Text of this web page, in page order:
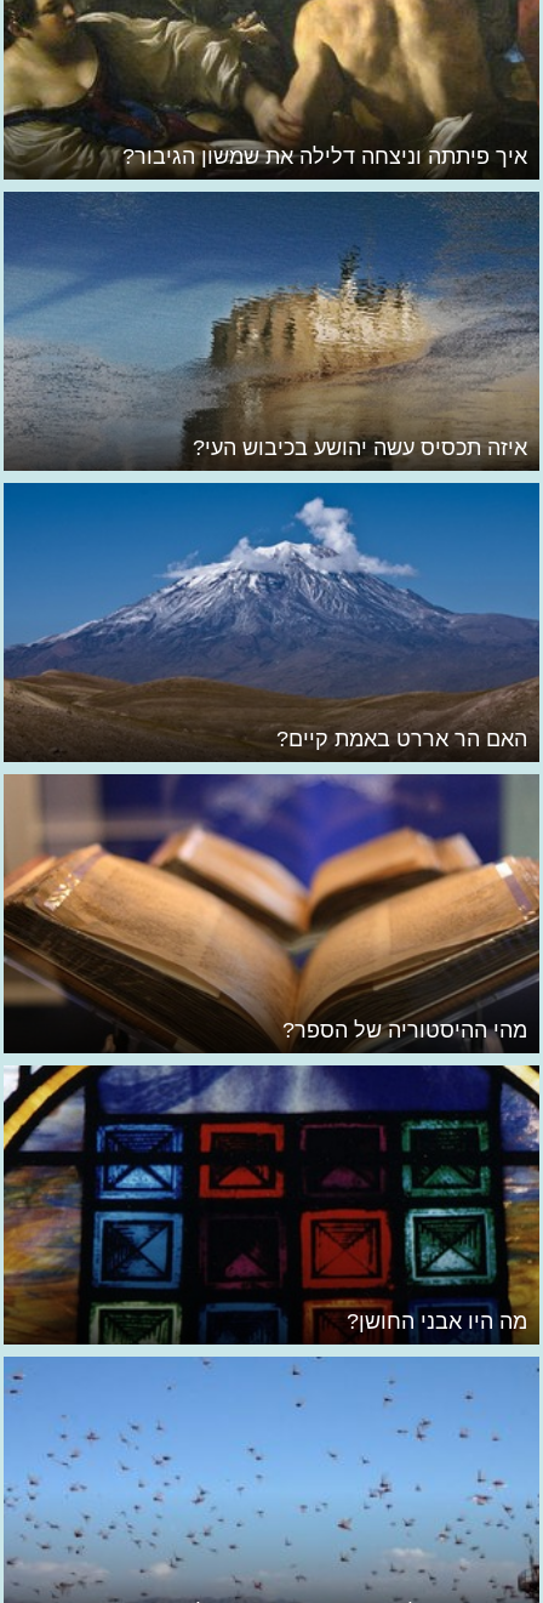
איך פיתתה וניצחה דלילה את שמשון הגיבור?
איזה תכסיס עשה יהושע בכיבוש העי?
האם הר אררט באמת קיים?
מהי ההיסטוריה של הספר?
מה היו אבני החושן?